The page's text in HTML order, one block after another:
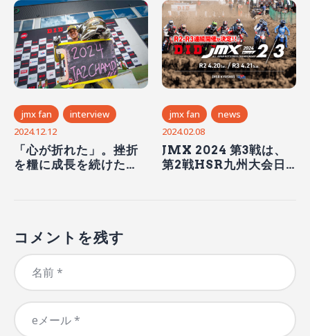
今週末！埼玉県オフロ
ードヴィレッジで開
催！
jmx fan
interview
2024.12.12
「心が折れた」。挫折
を糧に成長を続けた
jmx fan
news
2024.02.08
JMX 2024 第3戦は、
第2戦HSR九州大会日
コメントを残す